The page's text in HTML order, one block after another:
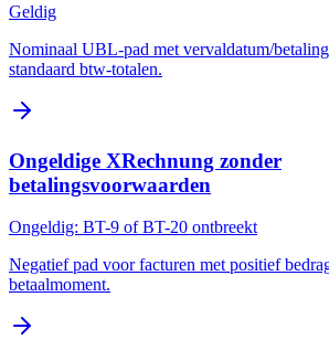
Geldig
Nominaal UBL-pad met vervaldatum/
standaard btw-totalen.
Ongeldige XRechnung zonder
betalingsvoorwaarden
Ongeldig: BT-9 of BT-20 ontbreekt
Negatief pad voor facturen met positief
betaalmoment.